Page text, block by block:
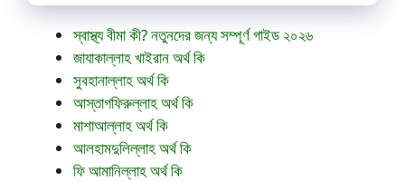
স্বাস্থ্য বীমা কী? নতুনদের জন্য সম্পূর্ণ গাইড ২০২৬
জাযাকাল্লাহ খাইরান অর্থ কি
সুবহানাল্লাহ অর্থ কি
আস্তাগফিরুল্লাহ অর্থ কি
মাশাআল্লাহ অর্থ কি
আলহামদুলিল্লাহ অর্থ কি
ফি আমানিল্লাহ অর্থ কি